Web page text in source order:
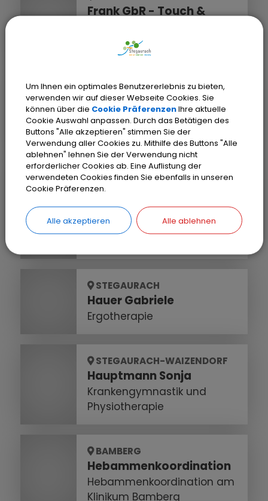
Frank GbR - Touch &
Massagen & Prävention
STEGAURACH
Gerbig (Therapie am Eck)
Krankengymnastik und
Physiotherapie
STEGAURACH-DEBRING
Grunwald-Fischer
Alexandra
Krankengymnastik und
STEGAURACH
Hauer Gabriele
Ergotherapie
STEGAURACH-WAIZENDORF
Hauptmann Sonja
Krankengymnastik und
Physiotherapie
BAMBERG
Hebammenkoordination
Hebammenkoordination am
Klinikum Bamberg
Um Ihnen ein optimales Benutzererlebnis zu bieten,
verwenden wir auf dieser Webseite Cookies. Sie
können über die Cookie PräferenzenIhre aktuelle
Cookie Auswahl anpassen. Durch das Betätigen des
Buttons "Alle akzeptieren" stimmen Sie der
Verwendung aller Cookies zu. Mithilfe des Buttons "Alle
ablehnen" lehnen Sie der Verwendung nicht
erforderlicher Cookies ab. Eine Auflistung der
verwendeten Cookies finden Sie ebenfalls in unseren
Cookie Präferenzen.
Alle akzeptieren Alle ablehnen